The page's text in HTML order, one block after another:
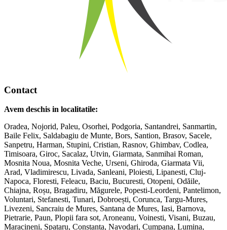
Contact
Avem deschis in localitatile:
Oradea, Nojorid, Paleu, Osorhei, Podgoria, Santandrei, Sanmartin,
Baile Felix, Saldabagiu de Munte, Bors, Santion, Brasov, Sacele,
Sanpetru, Harman, Stupini, Cristian, Rasnov, Ghimbav, Codlea,
Timisoara, Giroc, Sacalaz, Utvin, Giarmata, Sanmihai Roman,
Mosnita Noua, Mosnita Veche, Urseni, Ghiroda, Giarmata Vii,
Arad, Vladimirescu, Livada, Sanleani, Ploiesti, Lipanesti, Cluj-
Napoca, Floresti, Feleacu, Baciu, Bucuresti, Otopeni, Odăile,
Chiajna, Roșu, Bragadiru, Măgurele, Popesti-Leordeni, Pantelimon,
Voluntari, Stefanesti, Tunari, Dobroești, Corunca, Targu-Mures,
Livezeni, Sancraiu de Mures, Santana de Mures, Iasi, Barnova,
Pietrarie, Paun, Plopii fara sot, Aroneanu, Voinesti, Visani, Buzau,
Maracineni, Spataru, Constanta, Navodari, Cumpana, Lumina,